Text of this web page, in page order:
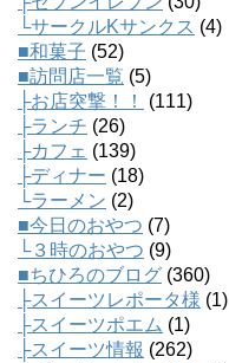
└サークルKサンクス (4)
■和菓子 (52)
■訪問店一覧 (5)
├お店突撃！！
(111)
├ランチ (26)
├カフェ (139)
├ディナー (18)
└ラーメン (2)
■今日のおやつ (7)
└３時のおやつ (9)
■ちひろのブログ (360)
├スイーツレポータ様 (1)
├スイーツポエム (1)
├スイーツ情報 (262)